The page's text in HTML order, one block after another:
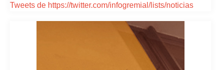
Tweets de https://twitter.com/infogremial/lists/noticias